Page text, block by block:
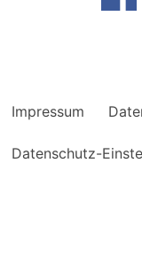
Impressum
Datenschutz-